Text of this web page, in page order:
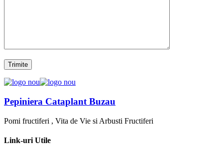
Pepiniera Cataplant Buzau
Pomi fructiferi , Vita de Vie si Arbusti Fructiferi
Link-uri Utile